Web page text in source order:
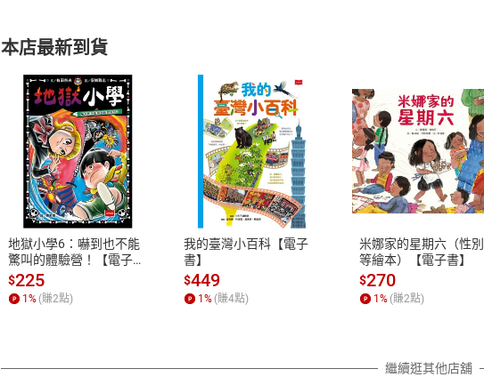
付款方式
ATM轉帳、信用卡、LINE PAY、AFTEE
退換貨規範
本店是否提供消費者保護法
之權利，遽消費者保護法及
除權合理例外情事適用準則
質各有不同規定。詳細退換
照各商品說明。
本店最新到貨
地獄小學6：嚇到也不能
驚叫的體驗營！【電子
書】
$225
1 % (賺2點)
我的臺灣小百科【電子
書】
$449
1 % (賺4點)
米娜家的星期六（性
等繪本）【電子書】
$270
1 % (賺2點)
繼續逛其他店舖